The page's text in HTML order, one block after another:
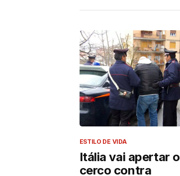
ESTILO DE VIDA
Itália vai apertar o
cerco contra